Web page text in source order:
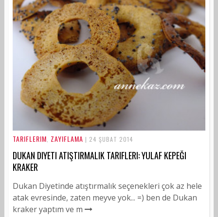
TARIFLERIM ZAYIFLAMA | 24 ŞUBAT 2014
DUKAN DIYETI ATIŞTIRMALIK TARIFLERI: YULAF KEPEĞI
KRAKER
Dukan Diyetinde atıştırmalık seçenekleri çok az hele
atak evresinde, zaten meyve yok... =) ben de Dukan
kraker yaptım ve m